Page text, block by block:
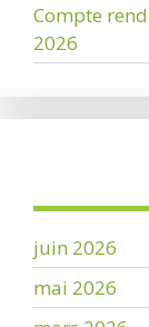
Compte
2026
juin 2026
mai 2026